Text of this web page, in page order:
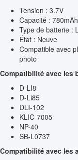
Tension : 3.7V
Capacité : 780mAh
Type de batterie :
État : Neuve
Compatible avec
photo
Compatibilité avec les
D-LI8
D-Li85
DLI-102
KLIC-7005
NP-40
SB-L0737
Compatibilité avec les